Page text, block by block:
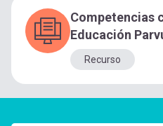
Competencias
Educación
Recurso